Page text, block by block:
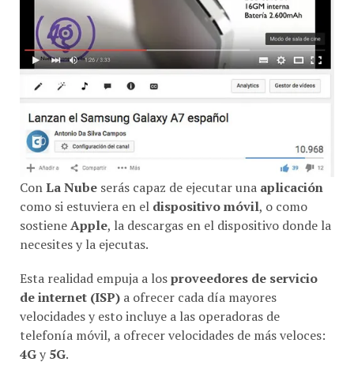
Con La Nube serás capaz de ejecutar una aplicación
como si estuviera en el dispositivo móvil, o como
sostiene Apple, la descargas en el dispositivo donde la
necesites y la ejecutas.
Esta realidad empuja a losproveedores de servicio
de internet (ISP) a ofrecer cada día mayores
velocidades y esto incluye a las operadoras de
telefonía móvil, a ofrecer velocidades de más veloces:
4Gy 5G.